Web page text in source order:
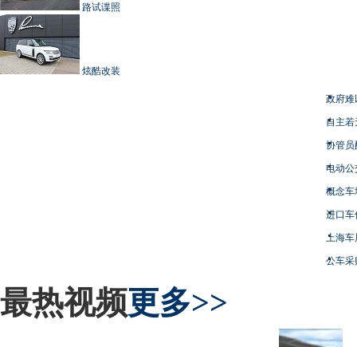
路试谍照
炫酷改装
政府难
自主
协管员
电动
概念车
进口车
上海
公车采
最热视频更多>>